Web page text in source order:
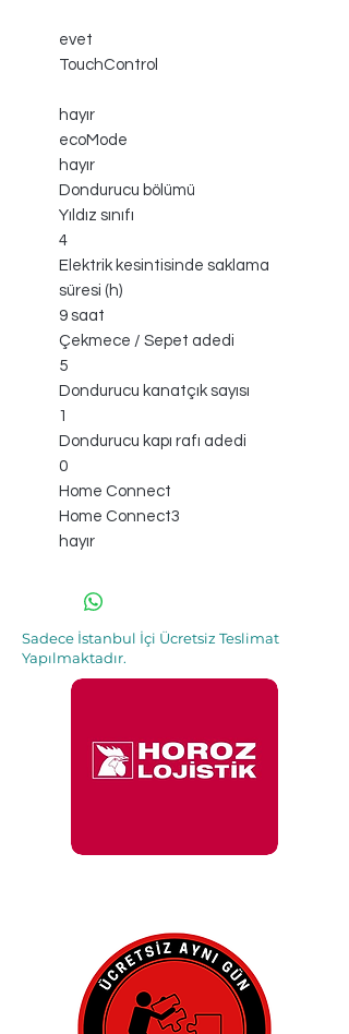
evet
TouchControl
hayır
ecoMode
hayır
Dondurucu bölümü
Yıldız sınıfı
4
Elektrik kesintisinde saklama
süresi (h)
9 saat
Çekmece / Sepet adedi
5
Dondurucu kanatçık sayısı
1
Dondurucu kapı rafı adedi
0
Home Connect
Home Connect3
hayır
Sadece İstanbul İçi Ücretsiz Teslimat
Yapılmaktadır.